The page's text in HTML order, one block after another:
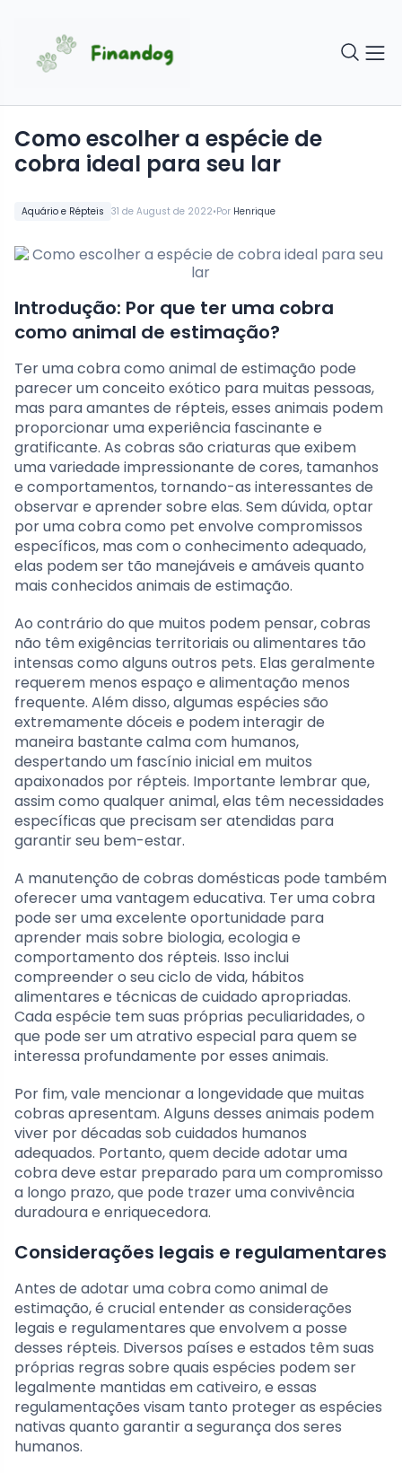
Aquário e Répteis 31 de August de 2022•Por Henrique
Como escolher a espécie de
cobra ideal para seu lar
Introdução: Por que ter uma cobra
como animal de estimação?
Ter uma cobra como animal de estimação pode
parecer um conceito exótico para muitas pessoas,
mas para amantes de répteis, esses animais podem
proporcionar uma experiência fascinante e
gratificante. As cobras são criaturas que exibem
uma variedade impressionante de cores, tamanhos
e comportamentos, tornando-as interessantes de
observar e aprender sobre elas. Sem dúvida, optar
por uma cobra como pet envolve compromissos
específicos, mas com o conhecimento adequado,
elas podem ser tão manejáveis e amáveis quanto
mais conhecidos animais de estimação.
Ao contrário do que muitos podem pensar, cobras
não têm exigências territoriais ou alimentares tão
intensas como alguns outros pets. Elas geralmente
requerem menos espaço e alimentação menos
frequente. Além disso, algumas espécies são
extremamente dóceis e podem interagir de
maneira bastante calma com humanos,
despertando um fascínio inicial em muitos
apaixonados por répteis. Importante lembrar que,
assim como qualquer animal, elas têm necessidades
específicas que precisam ser atendidas para
garantir seu bem-estar.
A manutenção de cobras domésticas pode também
oferecer uma vantagem educativa. Ter uma cobra
pode ser uma excelente oportunidade para
aprender mais sobre biologia, ecologia e
comportamento dos répteis. Isso inclui
compreender o seu ciclo de vida, hábitos
alimentares e técnicas de cuidado apropriadas.
Cada espécie tem suas próprias peculiaridades, o
que pode ser um atrativo especial para quem se
interessa profundamente por esses animais.
Por fim, vale mencionar a longevidade que muitas
cobras apresentam. Alguns desses animais podem
viver por décadas sob cuidados humanos
adequados. Portanto, quem decide adotar uma
cobra deve estar preparado para um compromisso
a longo prazo, que pode trazer uma convivência
duradoura e enriquecedora.
Considerações legais e regulamentares
Antes de adotar uma cobra como animal de
estimação, é crucial entender as considerações
legais e regulamentares que envolvem a posse
desses répteis. Diversos países e estados têm suas
próprias regras sobre quais espécies podem ser
legalmente mantidas em cativeiro, e essas
regulamentações visam tanto proteger as espécies
nativas quanto garantir a segurança dos seres
humanos.